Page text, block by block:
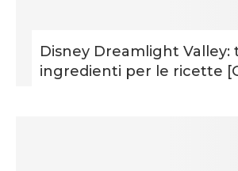
Disney Dreamlight Valley:
ingredienti per le ricette